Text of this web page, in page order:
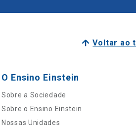
Voltar ao
O Ensino Einstein
Sobre a Sociedade
Sobre o Ensino Einstein
Nossas Unidades